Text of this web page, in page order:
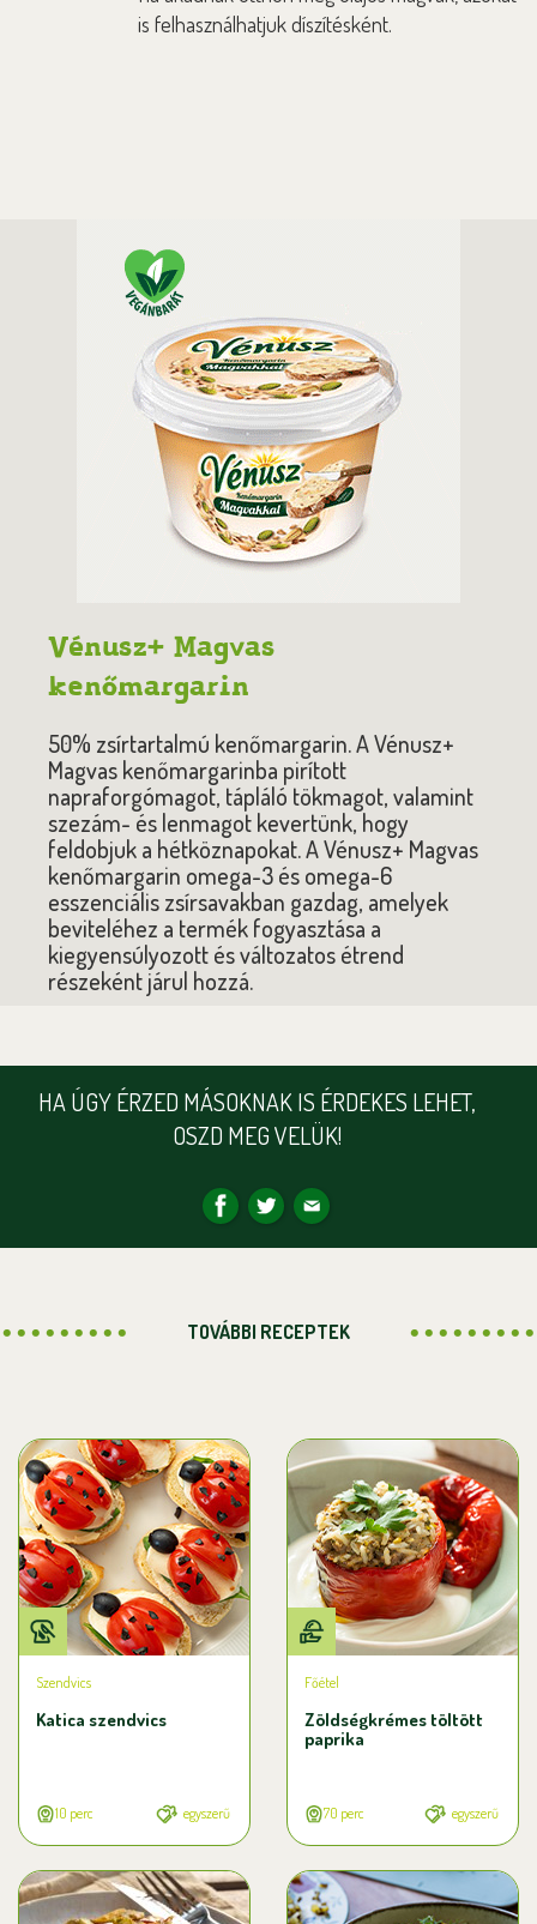
is felhasználhatjuk díszítésként.
Vénusz+ Magvas
kenőmargarin
50% zsírtartalmú kenőmargarin. A Vénusz+
Magvas kenőmargarinba pirított
napraforgómagot, tápláló tökmagot, valamint
szezám- és lenmagot kevertünk, hogy
feldobjuk a hétköznapokat. A Vénusz+ Magvas
kenőmargarin omega-3 és omega-6
esszenciális zsírsavakban gazdag, amelyek
beviteléhez a termék fogyasztása a
kiegyensúlyozott és változatos étrend
részeként járul hozzá.
HA ÚGY ÉRZED MÁSOKNAK IS ÉRDEKES LEHET,
OSZD MEG VELÜK!
TOVÁBBI RECEPTEK
Szendvics
Katica szendvics
10 perc egyszerű
Főétel
Zöldségkrémes töltött
paprika
70 perc egyszerű